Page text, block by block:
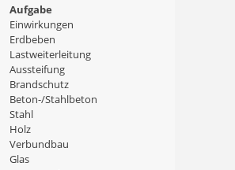
Aufgabe
Einwirkungen
Erdbeben
Lastweiterleitung
Aussteifung
Brandschutz
Beton-/Stahlbeton
Stahl
Holz
Verbundbau
Glas